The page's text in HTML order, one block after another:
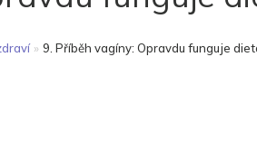
» 9. Příběh vagíny: Opravdu funguje